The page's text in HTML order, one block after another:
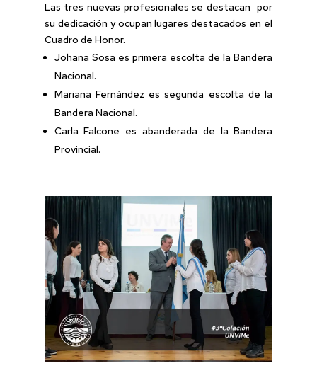
Las tres nuevas profesionales se destacan por
su dedicación y ocupan lugares destacados en el
Cuadro de Honor.
Johana Sosa es primera escolta de la Bandera
Nacional.
Mariana Fernández es segunda escolta de la
Bandera Nacional.
Carla Falcone es abanderada de la Bandera
Provincial.